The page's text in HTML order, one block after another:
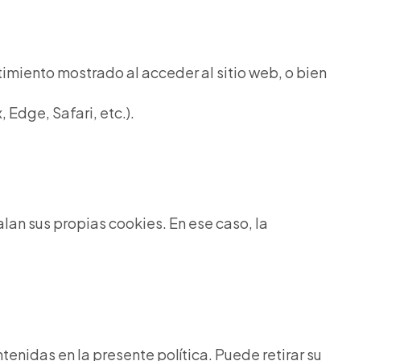
mostrado al acceder al sitio web, o bien
Edge, Safari, etc.).
sus propias cookies. En ese caso, la
en la presente política. Puede retirar su